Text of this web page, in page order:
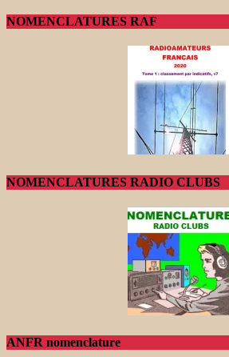
NOMENCLATURES RAF
NOMENCLATURES RADIO CLUBS
ANFR nomenclature